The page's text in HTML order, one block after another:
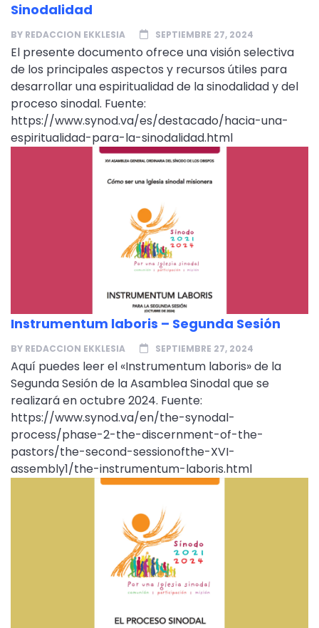
Sinodalidad
BY REDACCION EKKLESIA SEPTIEMBRE 27, 2024
El presente documento ofrece una visión selectiva
de los principales aspectos y recursos útiles para
desarrollar una espiritualidad de la sinodalidad y del
proceso sinodal. Fuente:
https://www.synod.va/es/destacado/hacia-una-
espiritualidad-para-la-sinodalidad.html
Instrumentum laboris – Segunda Sesión
BY REDACCION EKKLESIA SEPTIEMBRE 27, 2024
Aquí puedes leer el «Instrumentum laboris» de la
Segunda Sesión de la Asamblea Sinodal que se
realizará en octubre 2024. Fuente:
https://www.synod.va/en/the-synodal-
process/phase-2-the-discernment-of-the-
pastors/the-second-sessionofthe-XVI-
assembly1/the-instrumentum-laboris.html